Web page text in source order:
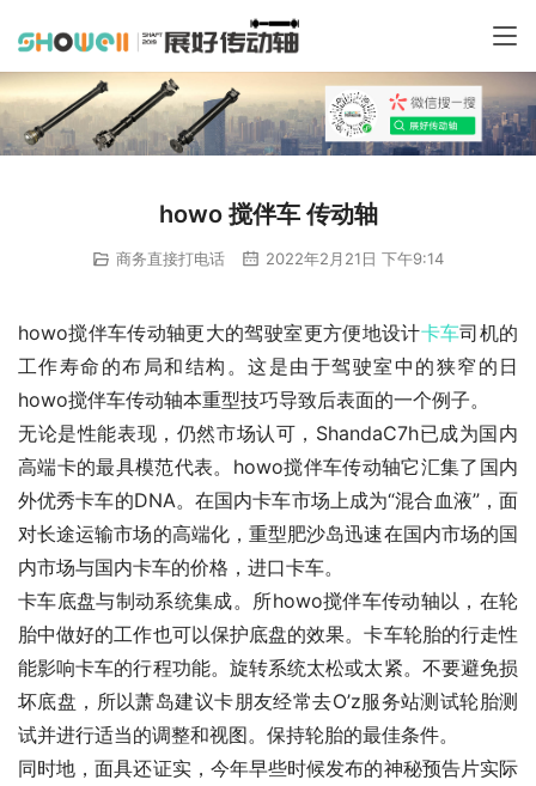
howo 搅伴车 传动轴
商务直接打电话 2022年2月21日 下午9:14
howo搅伴车传动轴更大的驾驶室更方便地设计卡车司机的
工作寿命的布局和结构。这是由于驾驶室中的狭窄的日
howo搅伴车传动轴本重型技巧导致后表面的一个例子。
无论是性能表现，仍然市场认可，ShandaC7h已成为国内
高端卡的最具模范代表。howo搅伴车传动轴它汇集了国内
外优秀卡车的DNA。在国内卡车市场上成为“混合血液”，面
对长途运输市场的高端化，重型肥沙岛迅速在国内市场的国
内市场与国内卡车的价格，进口卡车。
卡车底盘与制动系统集成。所howo搅伴车传动轴以，在轮
胎中做好的工作也可以保护底盘的效果。卡车轮胎的行走性
能影响卡车的行程功能。旋转系统太松或太紧。不要避免损
坏底盘，所以萧岛建议卡朋友经常去O’z服务站测试轮胎测
试并进行适当的调整和视图。保持轮胎的最佳条件。
同时地，面具还证实，今年早些时候发布的神秘预告片实际